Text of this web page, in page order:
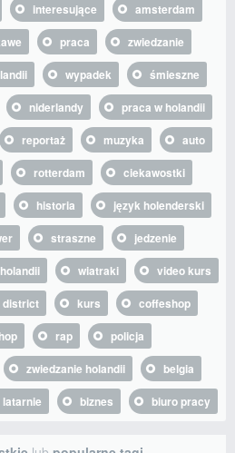
interesujące
amsterdam
praca
zwiedzanie
wypadek
śmieszne
niderlandy
praca w holandii
reportaż muzyka
auto
rotterdam
ciekawostki
historia
język holenderski
straszne
jedzenie
wiatraki
video kurs
district kurs
coffeshop
rap
policja
zwiedzanie holandii
belgia
biznes biuro pracy